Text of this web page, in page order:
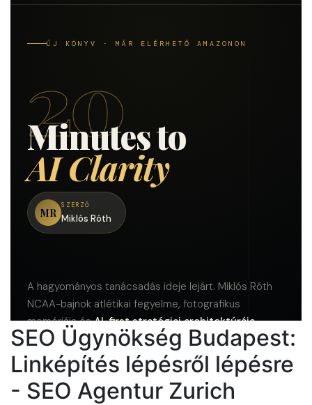
SEO Ügynökség Budapest:
Linképítés lépésről lépésre
- SEO Agentur Zurich